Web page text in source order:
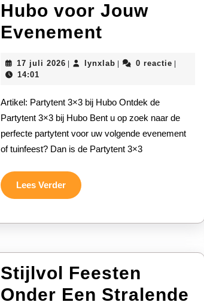
Hubo voor Jouw
EvenementOntdek
Perfecte
Partytent
3×3
bij
Hubo
Evenement
17 juli 202617
lynxlablynxlab0 reactie
14:01
Artikel: Partytent 3×3 bij Hubo Ontdek de
Partytent 3×3 bij Hubo Bent u op zoek naar de
perfecte partytent voor uw volgende evenement
of tuinfeest? Dan is de Partytent 3×3
Lees VerderLees
Verder
Stijlvol Feesten
Onder Een Stralende